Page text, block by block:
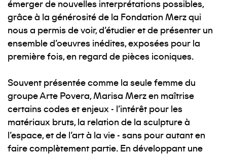
émerger de nouvelles interprétations possibles,
grâce à la générosité de la Fondation Merz qui
nous a permis de voir, d'étudier et de présenter un
ensemble d'oeuvres inédites, exposées pour la
première fois, en regard de pièces iconiques.
Souvent présentée comme la seule femme du
groupe Arte Povera, Marisa Merz en maîtrise
certains codes et enjeux - l'intérêt pour les
matériaux bruts, la relation de la sculpture à
l'espace, et de l'art à la vie - sans pour autant en
faire complètement partie. En développant une